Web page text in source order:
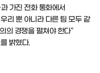
가진 전화 통화에서
리 뿐 아니라 다른 팀 모두 같
의 경쟁을 펼쳐야 한다"
밝혔다.